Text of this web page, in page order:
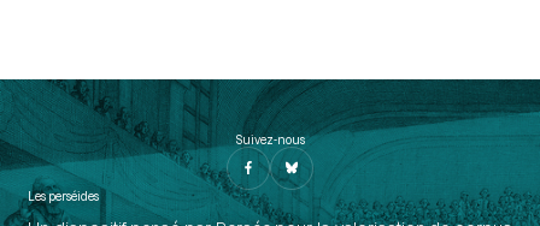
Suivez-nous
Les perséides